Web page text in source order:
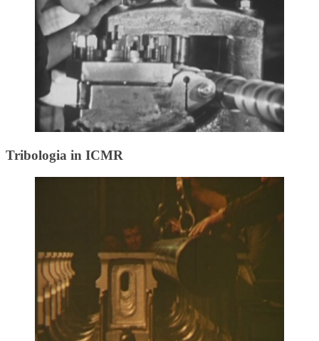
Tribologia in ICMR